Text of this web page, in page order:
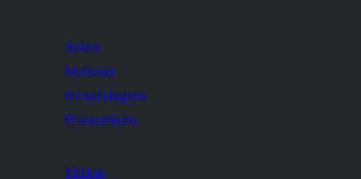
Sobre
Notícias
Hospedagem
Privacidade
Vitrine